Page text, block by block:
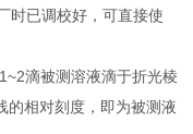
时已调校好，可直接使
滴被测溶液滴于折光棱
的相对刻度，即为被测液